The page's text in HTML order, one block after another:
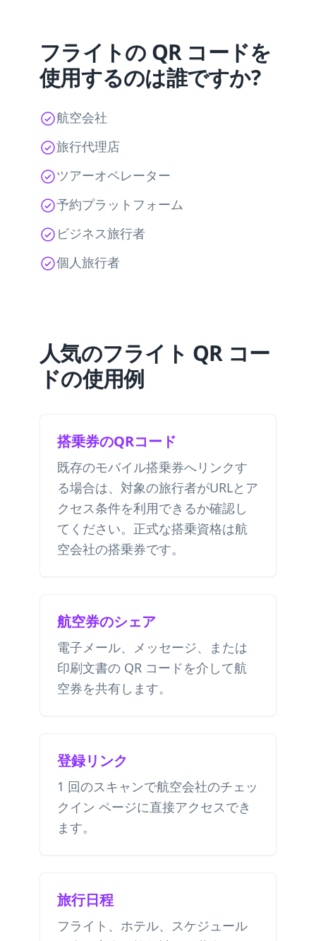
フライトの QR コードを
使用するのは誰ですか?
航空会社
旅行代理店
ツアーオペレーター
予約プラットフォーム
ビジネス旅行者
個人旅行者
人気のフライト QR コー
ドの使用例
搭乗券のQRコード
既存のモバイル搭乗券へリンクす
る場合は、対象の旅行者がURLとア
クセス条件を利用できるか確認し
てください。正式な搭乗資格は航
空会社の搭乗券です。
航空券のシェア
電子メール、メッセージ、または
印刷文書の QR コードを介して航
空券を共有します。
登録リンク
1 回のスキャンで航空会社のチェッ
クイン ページに直接アクセスでき
ます。
旅行日程
フライト、ホテル、スケジュール